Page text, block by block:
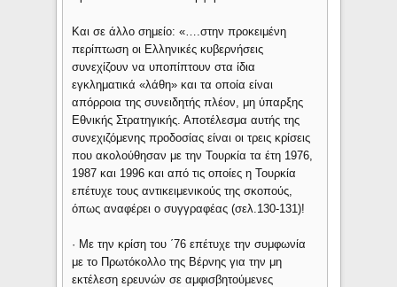
Και σε άλλο σημείο: «….στην προκειμένη
περίπτωση οι Ελληνικές κυβερνήσεις
συνεχίζουν να υποπίπτουν στα ίδια
εγκληματικά «λάθη» και τα οποία είναι
απόρροια της συνειδητής πλέον, μη ύπαρξης
Εθνικής Στρατηγικής. Αποτέλεσμα αυτής της
συνεχιζόμενης προδοσίας είναι οι τρεις κρίσεις
που ακολούθησαν με την Τουρκία τα έτη 1976,
1987 και 1996 και από τις οποίες η Τουρκία
επέτυχε τους αντικειμενικούς της σκοπούς,
όπως αναφέρει ο συγγραφέας (σελ.130-131)!
· Με την κρίση του ΄76 επέτυχε την συμφωνία
με το Πρωτόκολλο της Βέρνης για την μη
εκτέλεση ερευνών σε αμφισβητούμενες